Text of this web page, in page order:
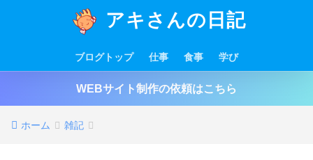
アキさんの日記
ブログトップ 仕事 食事 学び
WEBサイト制作の依頼はこちら
ホーム 雑記